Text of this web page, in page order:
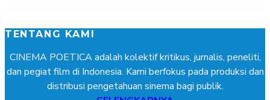
TENTANG KAMI
CINEMA POETICA adalah kolektif kritikus, jurnalis, peneliti,
dan pegiat film di Indonesia. Kami berfokus pada produksi dan
distribusi pengetahuan sinema bagi publik.